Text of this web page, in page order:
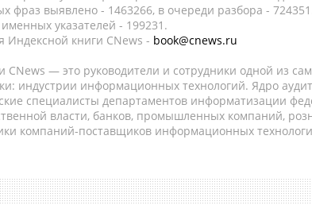
фраз выявлено - 1463266, в очереди разбора -
указателей - 199231.
Индексной книги CNews - book@cnews.ru
CNews — это руководители и сотрудники одной из
индустрии информационных технологий. Ядро
специалисты департаментов информатизации
власти, банков, промышленных компаний,
компаний-поставщиков информационных